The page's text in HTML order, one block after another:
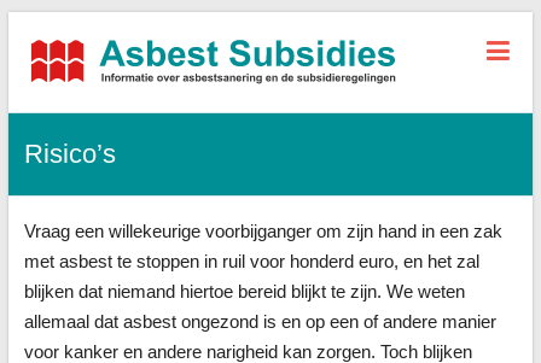
Asbest-
Alle
sanering
+
Risico’s
Vraag een willekeurige voorbijganger om zijn hand in een zak
met asbest te stoppen in ruil voor honderd euro, en het zal
blijken dat niemand hiertoe bereid blijkt te zijn. We weten
allemaal dat asbest ongezond is en op een of andere manier
voor kanker en andere narigheid kan zorgen. Toch blijken